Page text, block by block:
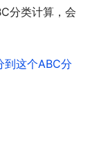
分类计算，会
到这个ABC分